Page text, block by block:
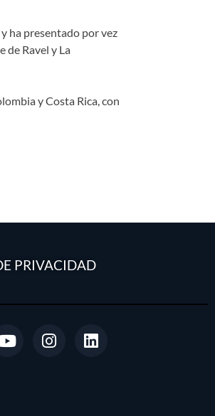
ha presentado por vez
de Ravel y La
y Costa Rica, con
PRIVACIDAD